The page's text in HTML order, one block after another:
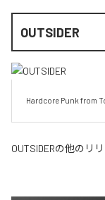
OUTSIDER
Hardcore Punk from
OUTSIDERの他のリリ